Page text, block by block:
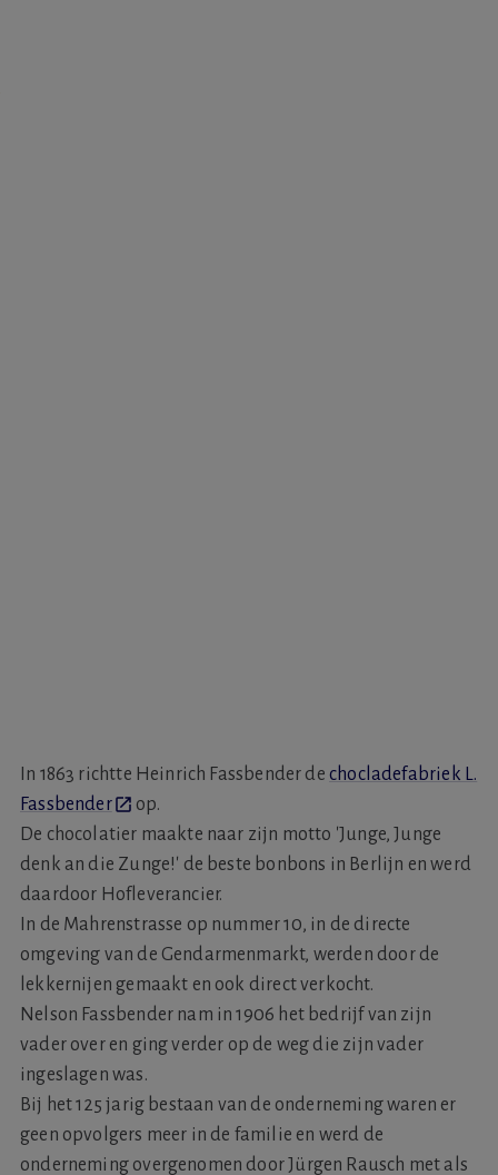
In 1863 richtte Heinrich Fassbender dechocladefabriek L.
Fassbender
op.
De chocolatier maakte naar zijn motto 'Junge, Junge
denk an die Zunge!' de beste bonbons in Berlijn en werd
daardoor Hofleverancier.
In de Mahrenstrasse op nummer 10, in de directe
omgeving van de Gendarmenmarkt, werden door de
lekkernijen gemaakt en ook direct verkocht.
Nelson Fassbender nam in 1906 het bedrijf van zijn
vader over en ging verder op de weg die zijn vader
ingeslagen was.
Bij het 125 jarig bestaan van de onderneming waren er
geen opvolgers meer in de familie en werd de
onderneming overgenomen door Jürgen Rausch met als